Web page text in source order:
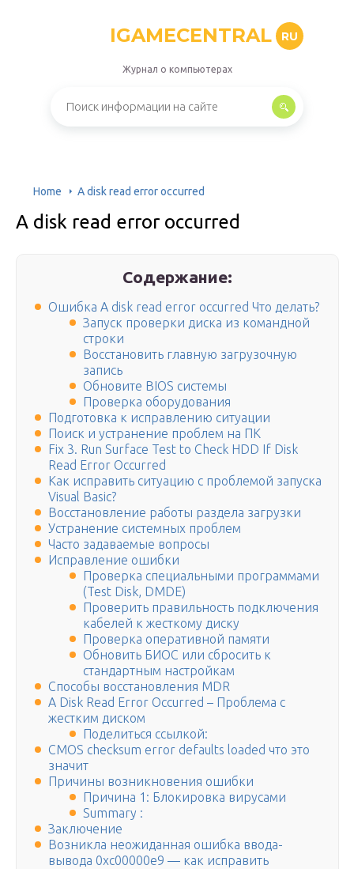
IGAMECENTRAL RU
Журнал о компьютерах
Home A disk read error occurred
A disk read error occurred
Содержание:
Ошибка A disk read error occurred Что делать?
Запуск проверки диска из командной
строки
Восстановить главную загрузочную
запись
Обновите BIOS системы
Проверка оборудования
Подготовка к исправлению ситуации
Поиск и устранение проблем на ПК
Fix 3. Run Surface Test to Check HDD If Disk
Read Error Occurred
Как исправить ситуацию с проблемой запуска
Visual Basic?
Восстановление работы раздела загрузки
Устранение системных проблем
Часто задаваемые вопросы
Исправление ошибки
Проверка специальными программами
(Test Disk, DMDE)
Проверить правильность подключения
кабелей к жесткому диску
Проверка оперативной памяти
Обновить БИОС или сбросить к
стандартным настройкам
Способы восстановления MDR
A Disk Read Error Occurred – Проблема с
жестким диском
Поделиться ссылкой:
CMOS checksum error defaults loaded что это
значит
Причины возникновения ошибки
Причина 1: Блокировка вирусами
Summary :
Заключение
Возникла неожиданная ошибка ввода-
вывода 0xc00000e9 — как исправить